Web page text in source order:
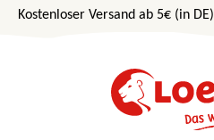
Zum Hauptinhalt springen
Kostenloser Versand ab 5€ (in DE)